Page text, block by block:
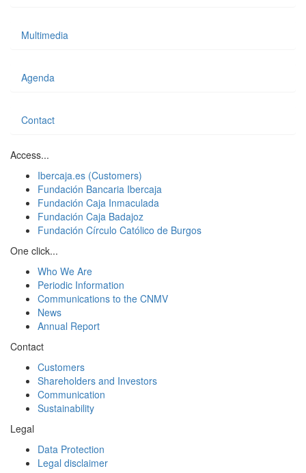
Multimedia
Agenda
Contact
Access...
Ibercaja.es (Customers)
Fundación Bancaria Ibercaja
Fundación Caja Inmaculada
Fundación Caja Badajoz
Fundación Círculo Católico de Burgos
One click...
Who We Are
Periodic Information
Communications to the CNMV
News
Annual Report
Contact
Customers
Shareholders and Investors
Communication
Sustainability
Legal
Data Protection
Legal disclaimer